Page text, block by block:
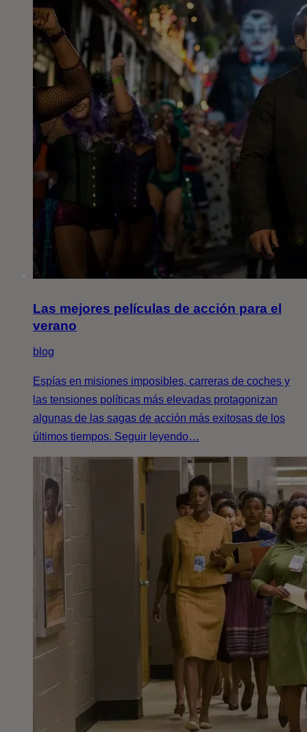
Las mejores películas de acción para el
verano
blog
Espías en misiones imposibles, carreras de coches y
las tensiones políticas más elevadas protagonizan
algunas de las sagas de acción más exitosas de los
últimos tiempos. Seguir leyendo…